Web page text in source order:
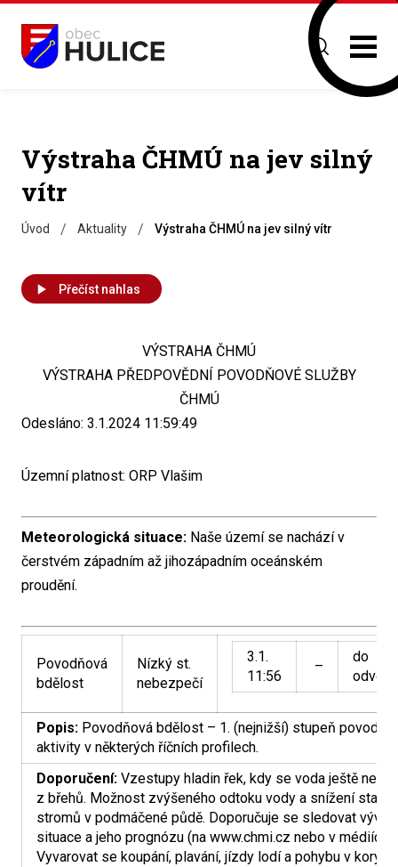
Výstraha ČHMÚ na jev silný
vítr
Úvod / Aktuality / Výstraha ČHMÚ na jev silný vítr
Přečíst nahlas
VÝSTRAHA ČHMÚ
VÝSTRAHA PŘEDPOVĚDNÍ POVODŇOVÉ SLUŽBY
ČHMÚ
Odesláno: 3.1.2024 11:59:49
Územní platnost: ORP Vlašim
Meteorologická situace: Naše území se nachází v
čerstvém západním až jihozápadním oceánském
proudění.
Povodňová
bdělost
Nízký st.
nebezpečí
3.1.
11:56
–
do
Popis: Povodňová bdělost – 1. (nejnižší) stupeň
aktivity v některých říčních profilech.
Doporučení: Vzestupy hladin řek, kdy se voda ještě
z břehů. Možnost zvýšeného odtoku vody a snížení
stromů v podmáčené půdě. Doporučuje se sledovat vývoj
situace a jeho prognózu (na www.chmi.cz nebo v médiích).
Vyvarovat se koupání, plavání, jízdy lodí a pohybu v korytě